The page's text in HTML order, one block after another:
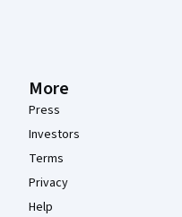
More
Press
Investors
Terms
Privacy
Help